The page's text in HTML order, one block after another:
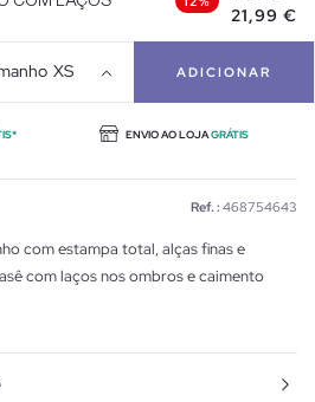
21,99 €
XS ADICIONAR
ENVIO AO LOJAGRÁTIS
Ref. : 468754643
com estampa total, alças finas e
com laços nos ombros e caimento